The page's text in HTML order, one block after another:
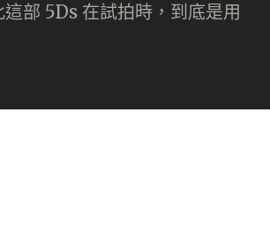
部 5Ds 在試拍時，到底是用